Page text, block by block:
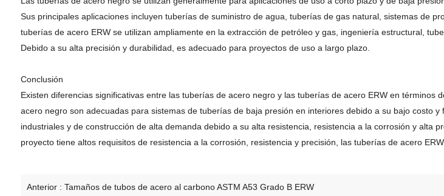
Sus principales aplicaciones incluyen tuberías de suministro de agua, tuberías de gas natural, sistemas de
tuberías de acero ERW se utilizan ampliamente en la extracción de petróleo y gas, ingeniería estructural,
Debido a su alta precisión y durabilidad, es adecuado para proyectos de uso a largo plazo.
Conclusión
Existen diferencias significativas entre las tuberías de acero negro y las tuberías de acero ERW en
acero negro son adecuadas para sistemas de tuberías de baja presión en interiores debido a su bajo costo
industriales y de construcción de alta demanda debido a su alta resistencia, resistencia a la corrosión y alta
proyecto tiene altos requisitos de resistencia a la corrosión, resistencia y precisión, las tuberías de acero
Anterior : Tamaños de tubos de acero al carbono ASTM A53 Grado B ERW